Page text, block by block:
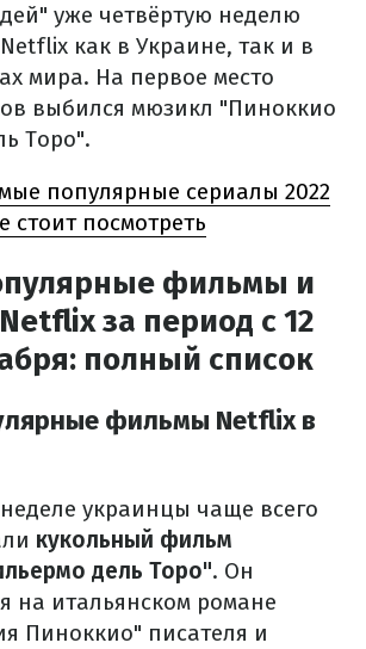
уже четвёртую неделю
как в Украине, так и в
мира. На первое место
выбился мюзикл "Пиноккио
Торо".
популярные сериалы 2022
стоит посмотреть
фильмы и
за период с 12
полный список
фильмы Netflix в
украинцы чаще всего
кукольный фильм
дель Торо". Он
на итальянском романе
Пиноккио" писателя и